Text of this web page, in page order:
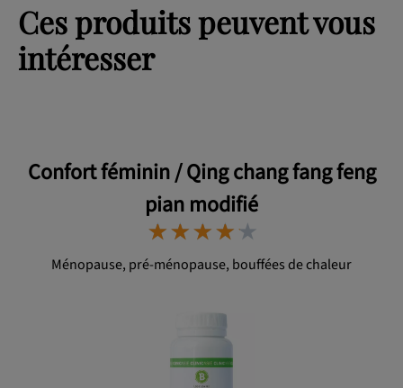
Ces produits peuvent vous
intéresser
Confort féminin / Qing chang fang feng
pian modifié
⋆⋆⋆⋆⋆
⋆⋆⋆⋆⋆
Ménopause, pré-ménopause, bouffées de chaleur